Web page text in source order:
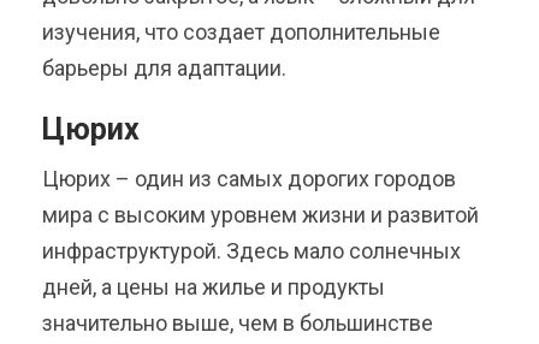
изучения, что создает дополнительные
барьеры для адаптации.
Цюрих
Цюрих – один из самых дорогих городов
мира с высоким уровнем жизни и развитой
инфраструктурой. Здесь мало солнечных
дней, а цены на жилье и продукты
значительно выше, чем в большинстве